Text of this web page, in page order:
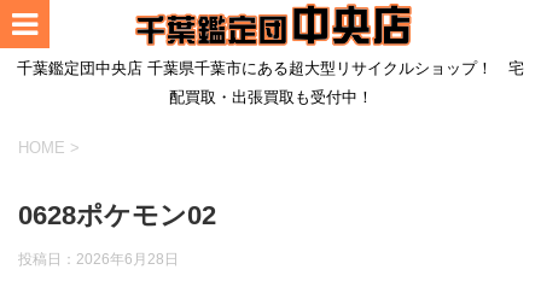
千葉鑑定団中央店 千葉県千葉市にある超大型リサイクルショップ！ 宅
配買取・出張買取も受付中！
HOME >
0628ポケモン02
投稿日： 2026年6月28日